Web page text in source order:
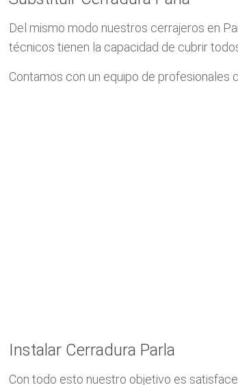
Del mismo modo nuestros cerrajeros en
técnicos tienen la capacidad de cubrir
Contamos con un equipo de profesionales
Instalar Cerradura Parla
Con todo esto nuestro objetivo es